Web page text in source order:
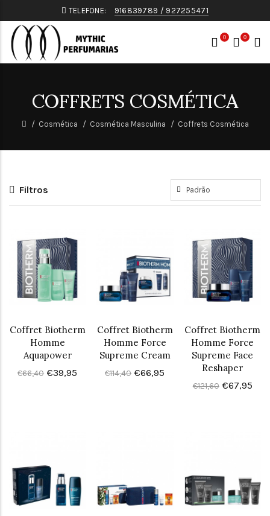
TELEFONE: 916839789 / 927255471
0 0
COFFRETS COSMÉTICA
Cosmética Cosmética Masculina Coffrets Cosmética
Filtros
Coffret Biotherm
Homme
Aquapower
€66,40 €39,95
Coffret Biotherm
Homme Force
Supreme Cream
€114,40 €66,95
Coffret Biotherm
Homme Force
Supreme Face
Reshaper
€121,60 €67,95